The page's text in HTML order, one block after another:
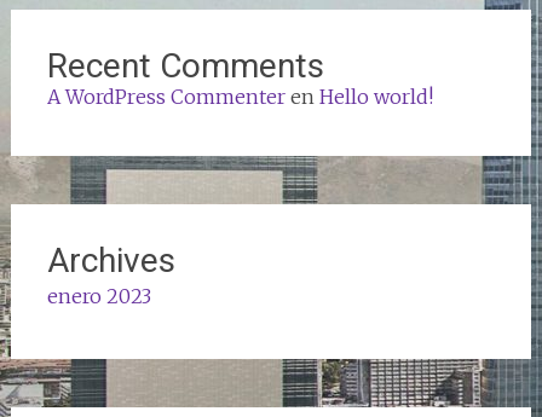
Recent Comments
A WordPress Commenteren Hello world!
Archives
enero 2023